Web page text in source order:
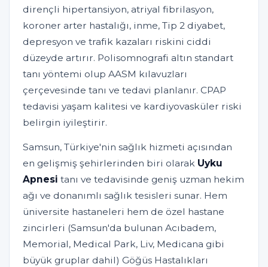
dirençli hipertansiyon, atriyal fibrilasyon,
koroner arter hastalığı, inme, Tip 2 diyabet,
depresyon ve trafik kazaları riskini ciddi
düzeyde artırır. Polisomnografi altın standart
tanı yöntemi olup AASM kılavuzları
çerçevesinde tanı ve tedavi planlanır. CPAP
tedavisi yaşam kalitesi ve kardiyovasküler riski
belirgin iyileştirir.
Samsun, Türkiye'nin sağlık hizmeti açısından
en gelişmiş şehirlerinden biri olarak Uyku
Apnesi tanı ve tedavisinde geniş uzman hekim
ağı ve donanımlı sağlık tesisleri sunar. Hem
üniversite hastaneleri hem de özel hastane
zincirleri (Samsun'da bulunan Acıbadem,
Memorial, Medical Park, Liv, Medicana gibi
büyük gruplar dahil) Göğüs Hastalıkları